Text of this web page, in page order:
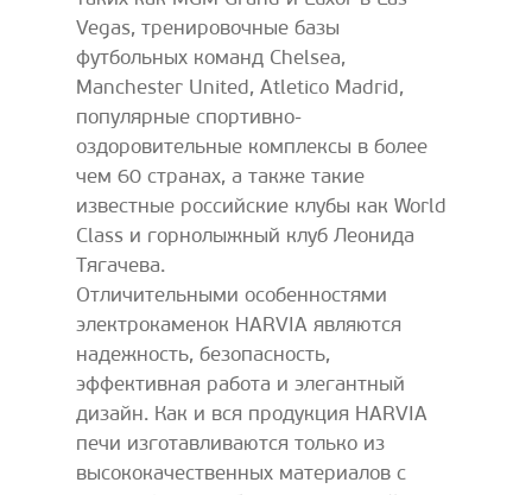
Vegas, тренировочные базы
футбольных команд Chelsea,
Manchester United, Atletico Madrid,
популярные спортивно-
оздоровительные комплексы в более
чем 60 странах, а также такие
известные российские клубы как World
Class и горнолыжный клуб Леонида
Тягачева.
Отличительными особенностями
электрокаменок HARVIA являются
надежность, безопасность,
эффективная работа и элегантный
дизайн. Как и вся продукция HARVIA
печи изготавливаются только из
высококачественных материалов с